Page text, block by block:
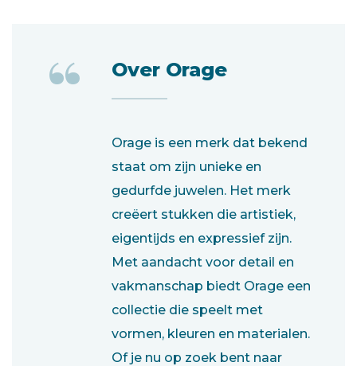
“ Over Orage
Orage is een merk dat bekend
staat om zijn unieke en
gedurfde juwelen. Het merk
creëert stukken die artistiek,
eigentijds en expressief zijn.
Met aandacht voor detail en
vakmanschap biedt Orage een
collectie die speelt met
vormen, kleuren en materialen.
Of je nu op zoek bent naar